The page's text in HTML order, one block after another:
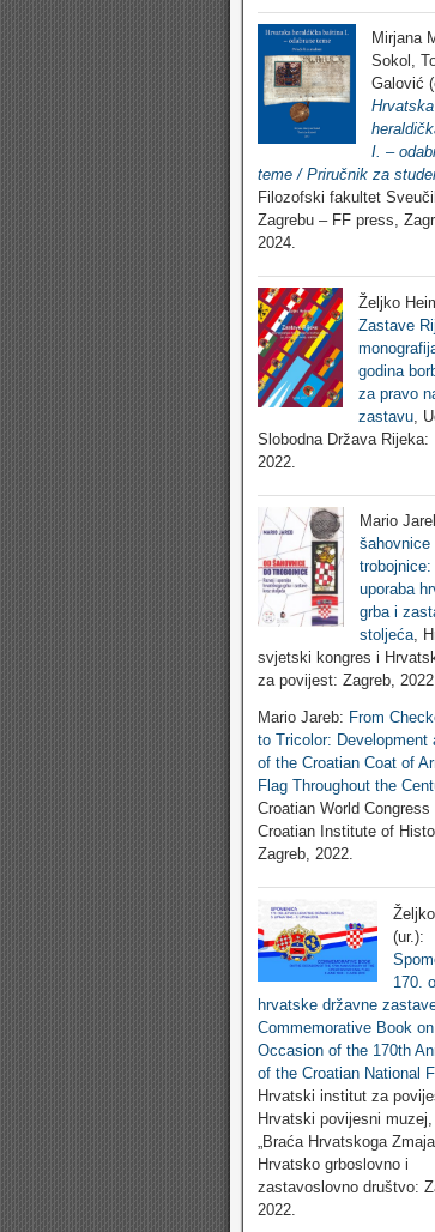
Mirjana
Sokol,
Galović
Hrvatska
I. –
teme / Priručnik za
Filozofski fakultet
Zagrebu – FF press,
2024.
Željko
Zastave
godina
za pravo
zastavu,
Slobodna Država Rijeka:
2022.
Mario
šahovnice
uporaba
grba i
stoljeća,
svjetski kongres i
za povijest: Zagreb,
Mario Jareb: From
to Tricolor: Development
of the Croatian Coat of
Flag Throughout the
Croatian World Congress
Croatian Institute of
Zagreb, 2022.
(ur.):
170.
hrvatske državne
Commemorative Book
Occasion of the 170th
of the Croatian National
Hrvatski institut za
Hrvatski povijesni
„Braća Hrvatskoga
Hrvatsko grboslovno i
zastavoslovno društvo:
2022.